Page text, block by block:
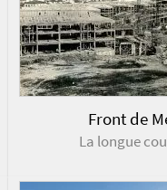
Front de
La longue